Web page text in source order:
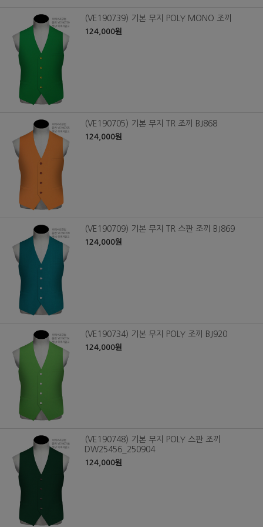
(VE190739) 기본 무지 POLY MONO 조끼
124,000원
(VE190705) 기본 무지 TR 조끼 BJ868
124,000원
(VE190709) 기본 무지 TR 스판 조끼 BJ869
124,000원
(VE190734) 기본 무지 POLY 조끼 BJ920
124,000원
(VE190748) 기본 무지 POLY 스판 조끼
DW25456_250904
124,000원